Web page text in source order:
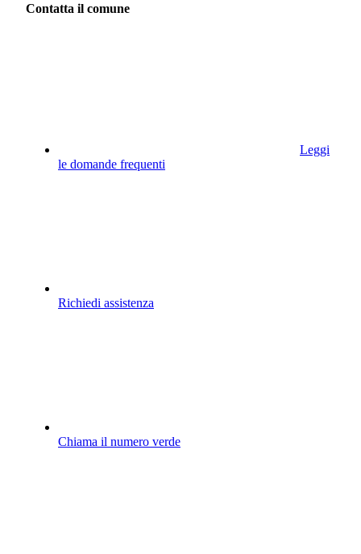
Contatta il comune
Leggi
le domande frequenti
Richiedi assistenza
Chiama il numero verde